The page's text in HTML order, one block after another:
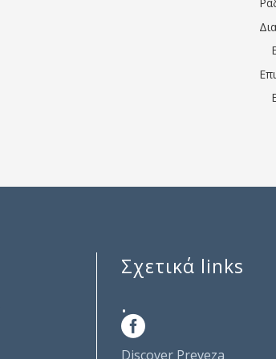
Σχετικά links
.
Discover Preveza